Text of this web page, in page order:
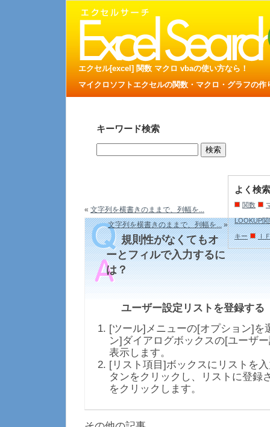
エクセル[excel] 関数 マクロ vbaの使い方なら！
マイクロソフトエクセルの関数・マクロ・グラフの
キーワード検索
よく検
関数
LOOKUP関
キー Ｉ
« 文字列を横書きのままで、列幅を...
文字列を横書きのままで、列幅を...»
規則性がなくてもオ
ーとフィルで入力するに
は？
ユーザー設定リストを登録する
[ツール]メニューの[オプション]を
ン]ダイアログボックスの[ユーザ
表示します。
[リスト項目]ボックスにリストを
タンをクリックし、リストに登録
をクリックします。